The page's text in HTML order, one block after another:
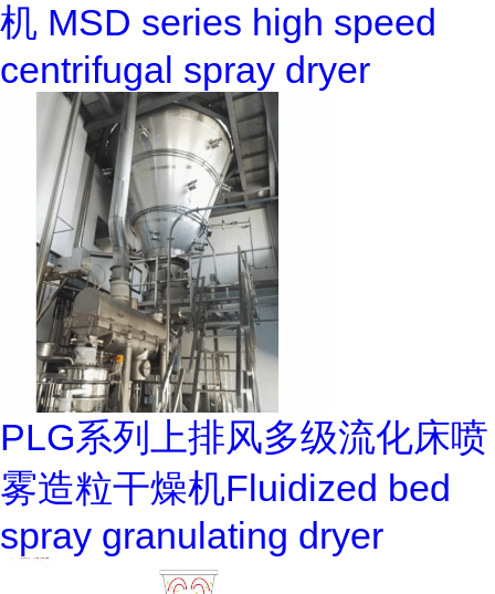
机 MSD series high speed
centrifugal spray dryer
PLG系列上排风多级流化床喷
雾造粒干燥机Fluidized bed
spray granulating dryer